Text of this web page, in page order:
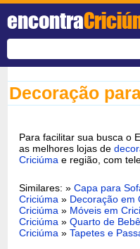
encontra
Decoração
Para facilitar sua busca o
as melhores lojas de
Criciúma e região, com
Similares: »Capa para
Criciúma » Decoração em
Criciúma » Móveis em
Criciúma »Quarto de
Criciúma »Tapetes e